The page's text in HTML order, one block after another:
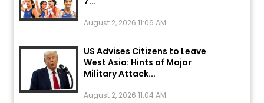
US Advises Citizens to Leave
West Asia: Hints of Major
Military Attack...